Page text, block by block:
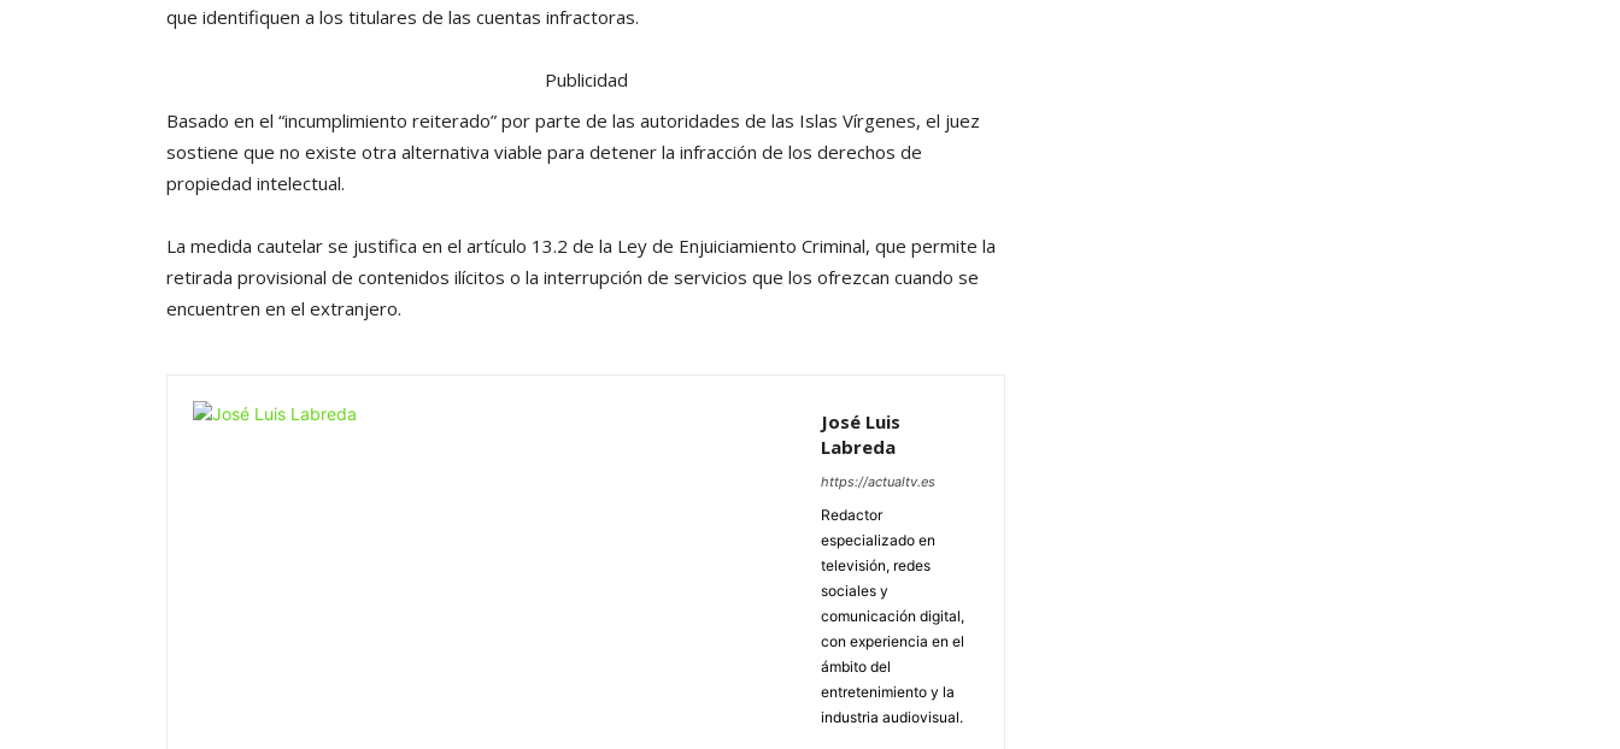
que identifiquen a los titulares de las cuentas infractoras.
Publicidad
Basado en el “incumplimiento reiterado” por parte de las autoridades de las Islas Vírgenes, el juez
sostiene que no existe otra alternativa viable para detener la infracción de los derechos de
propiedad intelectual.
La medida cautelar se justifica en el artículo 13.2 de la Ley de Enjuiciamiento Criminal, que permite la
retirada provisional de contenidos ilícitos o la interrupción de servicios que los ofrezcan cuando se
encuentren en el extranjero.
José Luis
Labreda
https://actualtv.es
Redactor
especializado en
televisión, redes
sociales y
comunicación digital,
con experiencia en el
ámbito del
entretenimiento y la
industria audiovisual.